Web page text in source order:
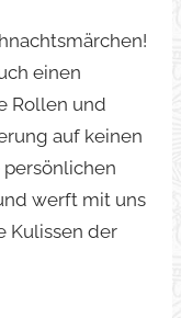
einen
Rollen und
auf keinen
werft mit uns
Kulissen der